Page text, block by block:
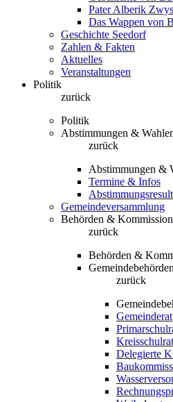
Pater Alberik
Das Wappen von
Geschichte Seedorf
Zahlen & Fakten
Aktuelles
Veranstaltungen
Politik
zurück
Politik
Abstimmungen &
zurück
Abstimmungen &
Termine & Infos
Gemeindeversammlung
Behörden &
zurück
Behörden &
Gemeindebehörden
zurück
Gemeinderat
Kreisschulrat
Delegierte